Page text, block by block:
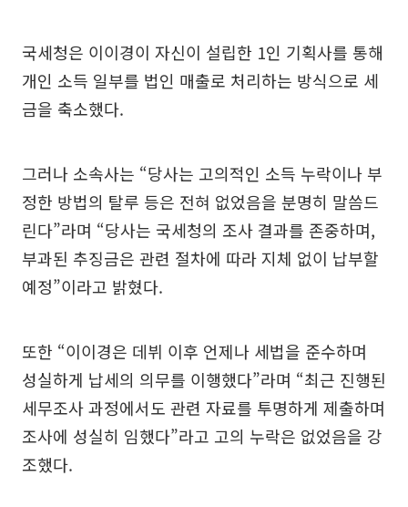
국세청은 이이경이 자신이 설립한 1인 기획사를 통해
개인 소득 일부를 법인 매출로 처리하는 방식으로 세
금을 축소했다.
그러나 소속사는 “당사는 고의적인 소득 누락이나 부
정한 방법의 탈루 등은 전혀 없었음을 분명히 말씀드
린다”라며 “당사는 국세청의 조사 결과를 존중하며,
부과된 추징금은 관련 절차에 따라 지체 없이 납부할
예정”이라고 밝혔다.
또한 “이이경은 데뷔 이후 언제나 세법을 준수하며
성실하게 납세의 의무를 이행했다”라며 “최근 진행된
세무조사 과정에서도 관련 자료를 투명하게 제출하며
조사에 성실히 임했다”라고 고의 누락은 없었음을 강
조했다.